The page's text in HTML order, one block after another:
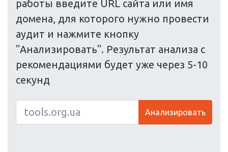
работы введите URL сайта или имя
домена, для которого нужно провести
аудит и нажмите кнопку
"Анализировать". Результат анализа с
рекомендациями будет уже через 5-10
секунд
Анализировать